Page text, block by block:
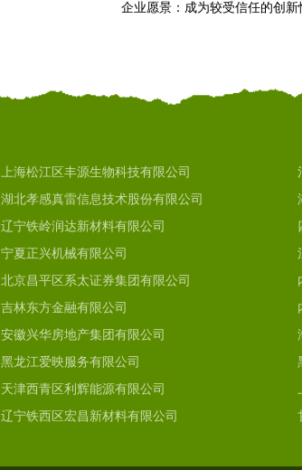
企业愿景：成为较受信任的创
上海松江区丰源生物科技有限公司
湖北孝感真雷信息技术股份有限公司
辽宁铁岭润达新材料有限公司
宁夏正兴机械有限公司
北京昌平区系太证券集团有限公司
吉林东方金融有限公司
安徽兴华房地产集团有限公司
黑龙江爱映服务有限公司
天津西青区利辉能源有限公司
辽宁铁西区宏昌新材料有限公司